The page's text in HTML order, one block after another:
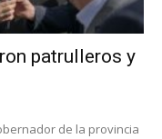
patrulleros y
de la provincia